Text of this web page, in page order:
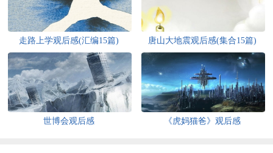
走路上学观后感(汇编15篇) 唐山大地震观后感(集合15篇)
世博会观后感 《虎妈猫爸》观后感